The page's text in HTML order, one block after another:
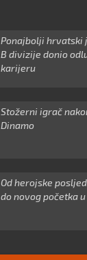
Ponajbolji hrvatski
B divizije donio
karijeru
Stožerni igrač
Dinamo
Od herojske
do novog početka u